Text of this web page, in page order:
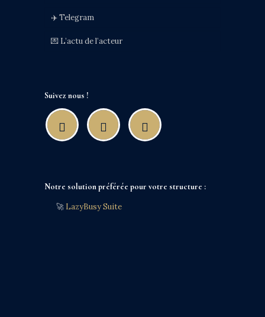
✈️ Telegram
💌 L’actu de l’acteur
Suivez nous !
Notre solution préférée pour votre structure :
🚀 LazyBusy Suite